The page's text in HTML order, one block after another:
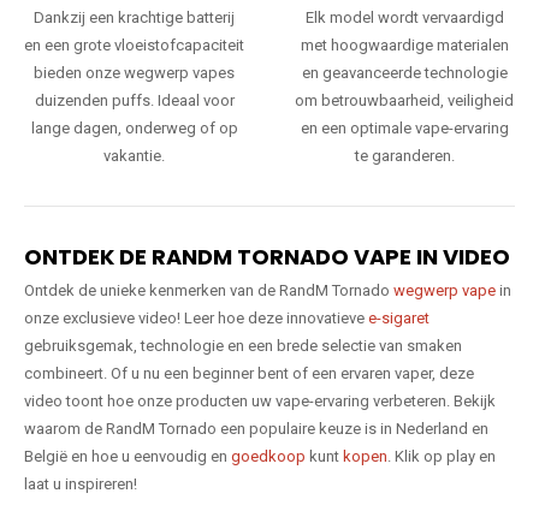
Dankzij een krachtige batterij
en een grote vloeistofcapaciteit
bieden onze wegwerp vapes
duizenden puffs. Ideaal voor
lange dagen, onderweg of op
vakantie.
Elk model wordt vervaardigd
met hoogwaardige materialen
en geavanceerde technologie
om betrouwbaarheid, veiligheid
en een optimale vape-ervaring
te garanderen.
ONTDEK DE RANDM TORNADO VAPE IN VIDEO
Ontdek de unieke kenmerken van de RandM Tornado wegwerp vape in
onze exclusieve video! Leer hoe deze innovatieve e-sigaret
gebruiksgemak, technologie en een brede selectie van smaken
combineert. Of u nu een beginner bent of een ervaren vaper, deze
video toont hoe onze producten uw vape-ervaring verbeteren. Bekijk
waarom de RandM Tornado een populaire keuze is in Nederland en
België en hoe u eenvoudig en goedkoop kunt kopen. Klik op play en
laat u inspireren!